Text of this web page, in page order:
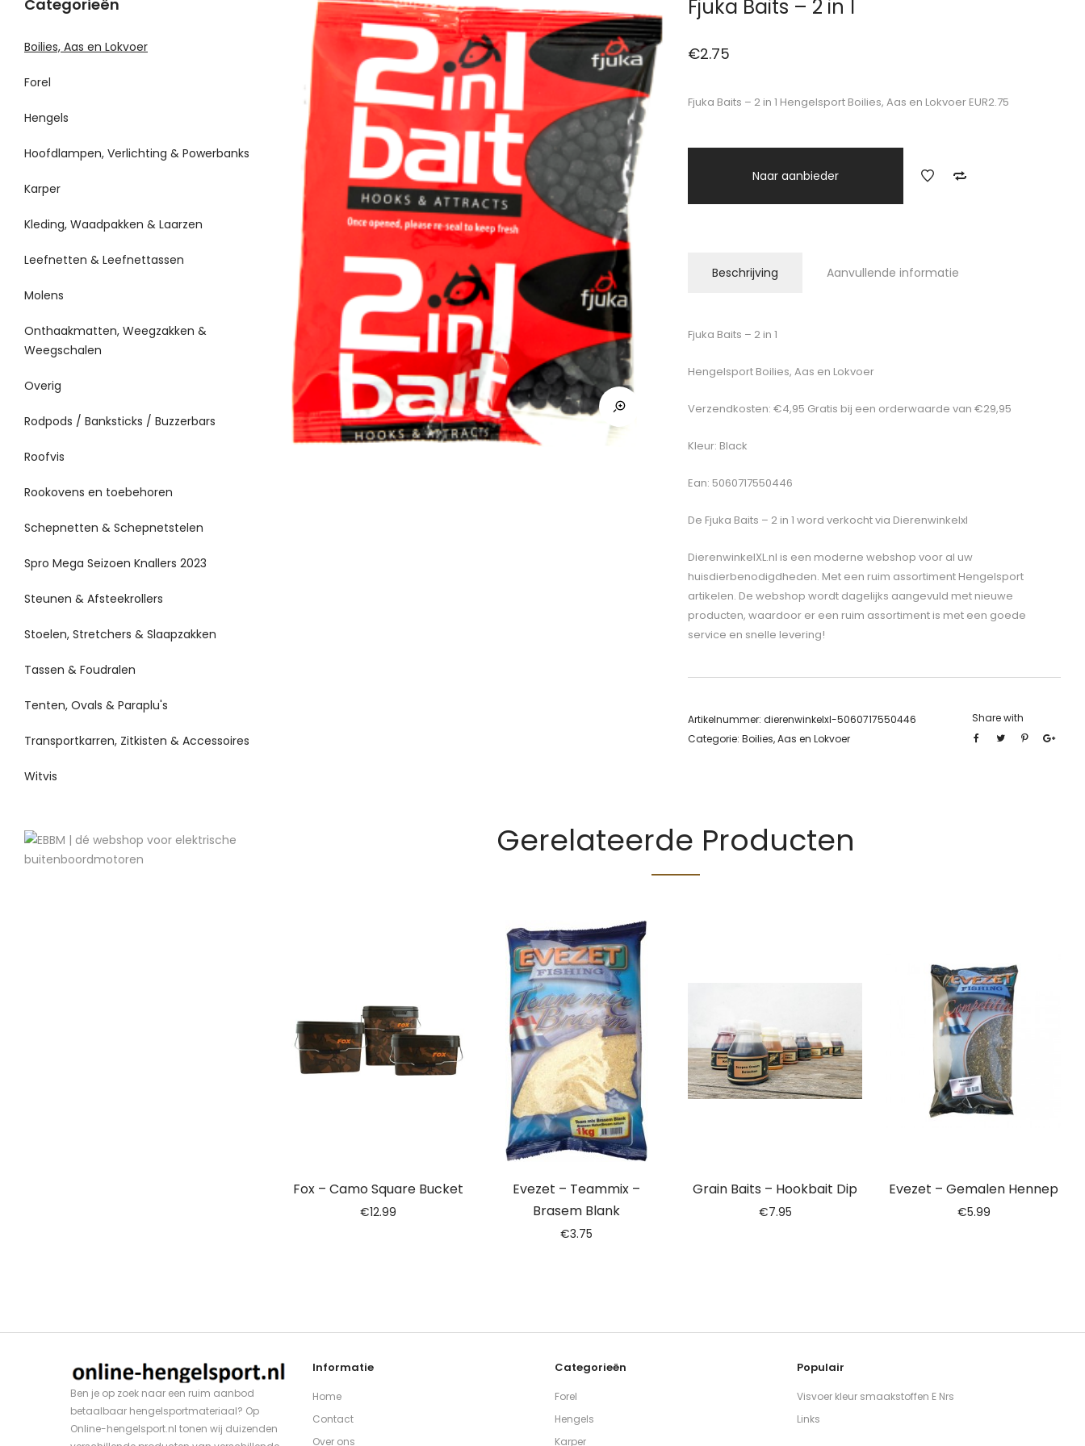
Fjuka Baits – 2 in 1
€2.75
Fjuka Baits – 2 in 1 Hengelsport Boilies, Aas en Lokvoer EUR2.75
Naar aanbieder
Beschrijving Aanvullende informatie
Fjuka Baits – 2 in 1
Hengelsport Boilies, Aas en Lokvoer
Verzendkosten: €4,95 Gratis bij een orderwaarde van €29,95
Kleur: Black
Ean: 5060717550446
De Fjuka Baits – 2 in 1 word verkocht via Dierenwinkelxl
DierenwinkelXL.nl is een moderne webshop voor al uw
huisdierbenodigdheden. Met een ruim assortiment Hengelsport
artikelen. De webshop wordt dagelijks aangevuld met nieuwe
producten, waardoor er een ruim assortiment is met een goede
service en snelle levering!
Artikelnummer: dierenwinkelxl-5060717550446
Categorie: Boilies, Aas en Lokvoer
Share with
Gerelateerde Producten
Fox – Camo Square Bucket
€12.99
Evezet – Teammix –
Brasem Blank
€3.75
Grain Baits – Hookbait Dip
€7.95
Evezet – Gemalen Hennep
€5.99
Categorieën
Boilies, Aas en Lokvoer
Forel
Hengels
Hoofdlampen, Verlichting & Powerbanks
Karper
Kleding, Waadpakken & Laarzen
Leefnetten & Leefnettassen
Molens
Onthaakmatten, Weegzakken &
Weegschalen
Overig
Rodpods / Banksticks / Buzzerbars
Roofvis
Rookovens en toebehoren
Schepnetten & Schepnetstelen
Spro Mega Seizoen Knallers 2023
Steunen & Afsteekrollers
Stoelen, Stretchers & Slaapzakken
Tassen & Foudralen
Tenten, Ovals & Paraplu's
Transportkarren, Zitkisten & Accessoires
Witvis
Ben je op zoek naar een ruim aanbod
betaalbaar hengelsportmateriaal? Op
Online-hengelsport.nl tonen wij duizenden
Informatie
Home
Contact
Over ons
Categorieën
Forel
Hengels
Karper
Populair
Visvoer kleur smaakstoffen E Nrs
Links